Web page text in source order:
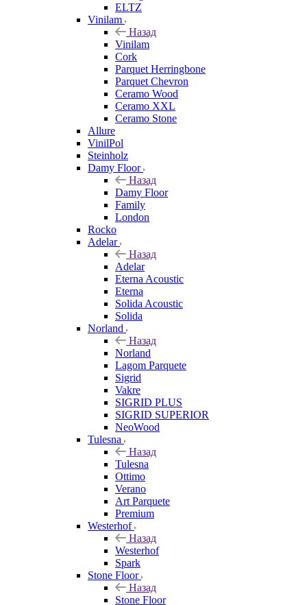
ELTZ
Vinilam
Назад
Vinilam
Cork
Parquet Herringbone
Parquet Chevron
Ceramo Wood
Ceramo XXL
Ceramo Stone
Allure
VinilPol
Steinholz
Damy Floor
Назад
Damy Floor
Family
London
Rocko
Adelar
Назад
Adelar
Eterna Acoustic
Eterna
Solida Acoustic
Solida
Norland
Назад
Norland
Lagom Parquete
Sigrid
Vakre
SIGRID PLUS
SIGRID SUPERIOR
NeoWood
Tulesna
Назад
Tulesna
Ottimo
Verano
Art Parquete
Premium
Westerhof
Назад
Westerhof
Spark
Stone Floor
Назад
Stone Floor